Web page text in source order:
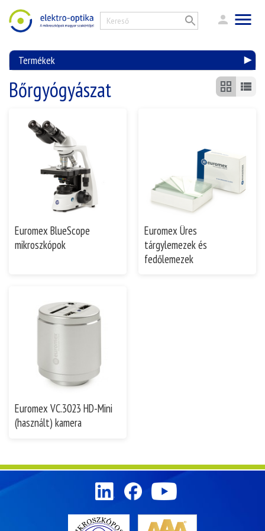
Termékek
Bőrgyógyászat
Euromex BlueScope
mikroszkópok
Euromex Üres
tárgylemezek és
fedőlemezek
Euromex VC.3023 HD-Mini
(használt) kamera